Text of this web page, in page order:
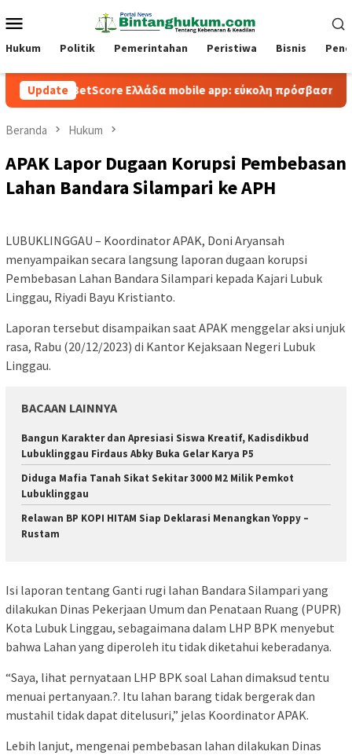
ke
kontenMobile
Hukum Politik Pemerintahan Peristiwa Bisnis
Update
BetScore Ελλάδα mobile app: εύκολη πρόσβαση και
Beranda Hukum
APAK Lapor Dugaan Korupsi Pembebasan
Lahan Bandara Silampari ke APH
LUBUKLINGGAU – Koordinator APAK, Doni Aryansah
menyampaikan secara langsung laporan dugaan korupsi
Pembebasan Lahan Bandara Silampari kepada Kajari Lubuk
Linggau, Riyadi Bayu Kristianto.
Laporan tersebut disampaikan saat APAK menggelar aksi unjuk
rasa, Rabu (20/12/2023) di Kantor Kejaksaan Negeri Lubuk
Linggau.
BACAAN LAINNYA
Bangun Karakter dan Apresiasi Siswa Kreatif, Kadisdikbud
Lubuklinggau Firdaus Abky Buka Gelar Karya P5
Diduga Mafia Tanah Sikat Sekitar 3000 M2 Milik Pemkot
Lubuklinggau
Relawan BP KOPI HITAM Siap Deklarasi Menangkan Yoppy –
Rustam
Isi laporan tentang Ganti rugi lahan Bandara Silampari yang
dilakukan Dinas Pekerjaan Umum dan Penataan Ruang (PUPR)
Kota Lubuk Linggau, sebagaimana dalam LHP BPK menyebut
bahwa Lahan yang diperoleh itu tidak diketahui keberadanya.
“Saya, lihat pernyataan LHP BPK soal Lahan dimaksud tentu
menuai pertanyaan.?. Itu lahan barang tidak bergerak dan
mustahil tidak dapat ditelusuri,” jelas Koordinator APAK.
Lebih lanjut, mengenai pembebasan lahan dilakukan Dinas